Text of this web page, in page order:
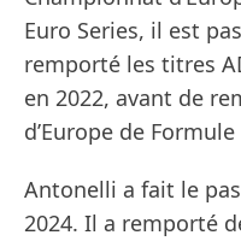
Euro Series, il est
remporté les titres
en 2022, avant de
d’Europe de
Antonelli a fait le
2024. Il a remporté